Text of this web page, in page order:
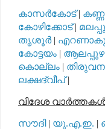
കാസര്‍കോട്|
കോഴിക്കോട്|
തൃശൂര്‍|
കോട്ടയം | ആലപ്പുഴ
കൊല്ലം |
ലക്ഷദ്വീപ്|
വിദേശ
സൗദി| യു.എ.ഇ. |